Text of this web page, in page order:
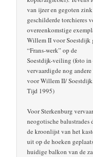
van ijzer en gegoten
geschilderde torchieres
overeenkomstige
Willem II voor Soestdijk
“Frans-werk” op de
Soestdijk-veiling (foto in
vervaardigde nog
voor Willem II/
Tijd 1995)
Voor Sterkenburg
neogotische
de kroonlijst van het
uit op de hoeken
huidige balkon van de